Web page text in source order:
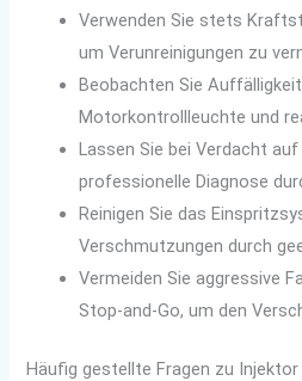
Verwenden Sie stets
um Verunreinigungen zu
Beobachten Sie
Motorkontrollleuchte und
Lassen Sie bei Verdacht
professionelle Diagnose
Reinigen Sie das
Verschmutzungen durch
Vermeiden Sie aggressive
Stop-and-Go, um den
Häufig gestellte Fragen zu